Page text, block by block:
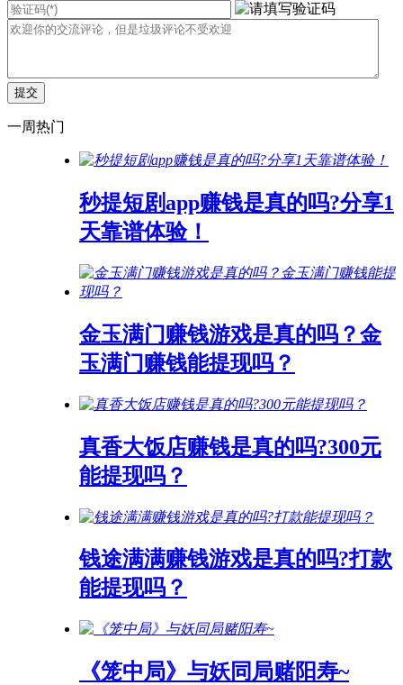
一周热门
秒提短剧app赚钱是真的吗?分享1
天靠谱体验！
金玉满门赚钱游戏是真的吗？金
玉满门赚钱能提现吗？
真香大饭店赚钱是真的吗?300元
能提现吗？
钱途满满赚钱游戏是真的吗?打款
能提现吗？
《笼中局》与妖同局赌阳寿~